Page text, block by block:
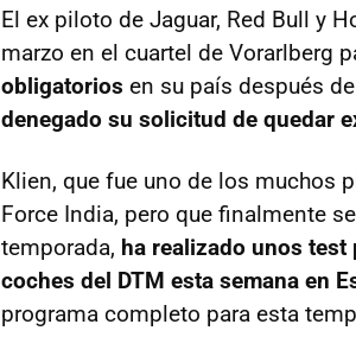
El ex piloto de Jaguar, Red Bull y
marzo en el cuartel de Vorarlberg
obligatorios en su país después
denegado su solicitud de quedar
Klien, que fue uno de los muchos
Force India, pero que finalmente
temporada, ha realizado unos test
coches del DTM esta semana en
programa completo para esta